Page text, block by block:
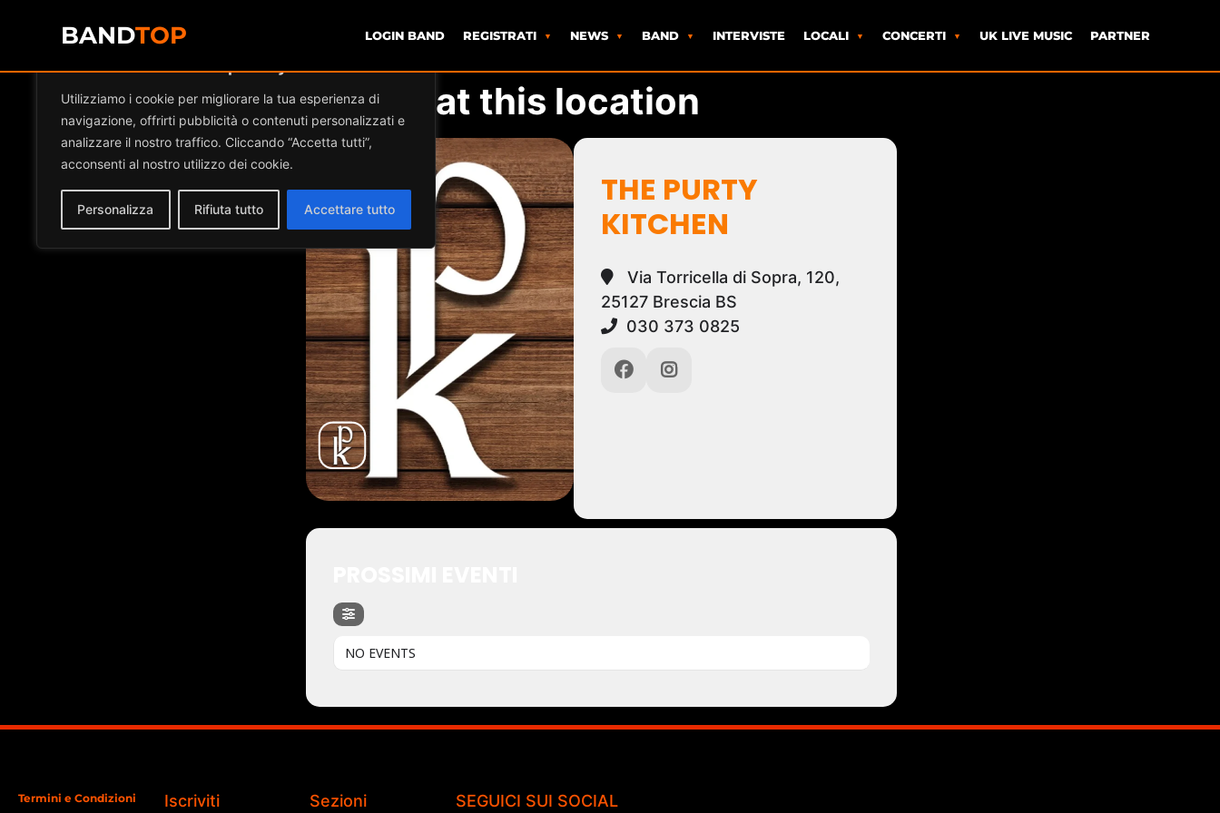
Utilizziamo i cookie per migliorare la tua esperienza di
navigazione, offrirti pubblicità o contenuti personalizzati e
analizzare il nostro traffico. Cliccando “Accetta tutti”,
acconsenti al nostro utilizzo dei cookie.
Personalizza Rifiuta tutto Accettare tutto
BANDTOP LOGIN BAND REGISTRATI NEWS BAND INTERVISTE LOCALI CONCERTI UK LIVE MUSIC PARTNER
Events at this location
THE PURTY
KITCHEN
Via Torricella di Sopra, 120,
25127 Brescia BS
030 373 0825
NO EVENTS
Termini e Condizioni Iscriviti Sezioni SEGUICI SUI SOCIAL